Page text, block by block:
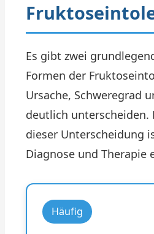
Es gibt zwei
Formen der
Ursache, Schweregrad
deutlich unterscheiden.
dieser Unterscheidung
Diagnose und Therapie
Häufig